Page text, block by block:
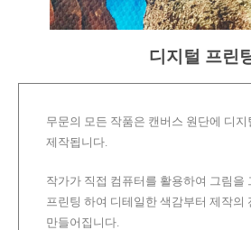
디지털 프린
무문의 모든 작품은 캔버스 원단에 디
제작됩니다.
작가가 직접 컴퓨터를 활용하여 그림을
프린팅 하여 디테일한 색감부터 제작의
만들어집니다.